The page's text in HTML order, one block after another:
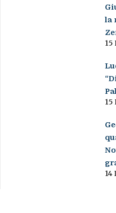
la
15
15
14